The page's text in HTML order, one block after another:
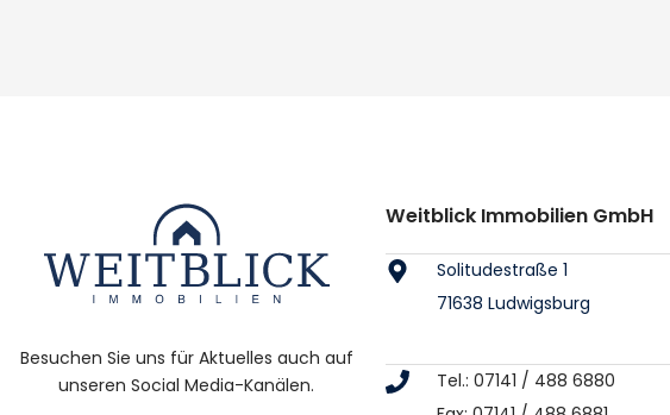
Besuchen Sie uns für Aktuelles auch auf
unseren Social Media-Kanälen.
Weitblick Immobilien GmbH
Solitudestraße 1
71638 Ludwigsburg
Tel.: 07141 / 488 6880